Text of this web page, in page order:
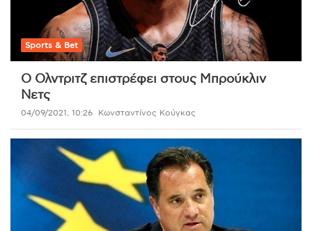
Sports & Bet
Ο Ολντριτζ επιστρέφει στους Μπρούκλιν
Νετς
04/09/2021, 10:26 Κωνσταντίνος Κούγκας